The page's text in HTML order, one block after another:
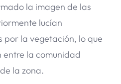
la imagen de las
lucían
la vegetación, lo que
la comunidad
la zona.